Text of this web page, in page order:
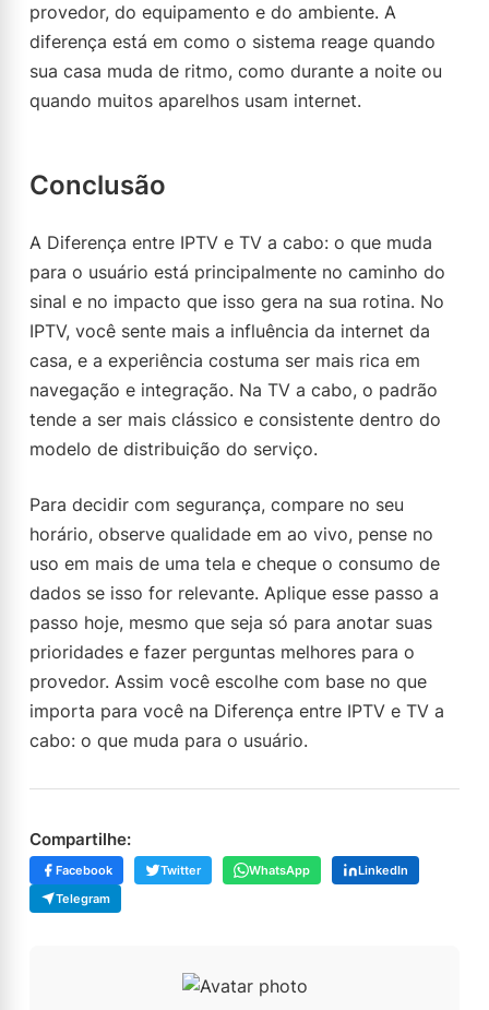
provedor, do equipamento e do ambiente. A
diferença está em como o sistema reage quando
sua casa muda de ritmo, como durante a noite ou
quando muitos aparelhos usam internet.
Conclusão
A Diferença entre IPTV e TV a cabo: o que muda
para o usuário está principalmente no caminho do
sinal e no impacto que isso gera na sua rotina. No
IPTV, você sente mais a influência da internet da
casa, e a experiência costuma ser mais rica em
navegação e integração. Na TV a cabo, o padrão
tende a ser mais clássico e consistente dentro do
modelo de distribuição do serviço.
Para decidir com segurança, compare no seu
horário, observe qualidade em ao vivo, pense no
uso em mais de uma tela e cheque o consumo de
dados se isso for relevante. Aplique esse passo a
passo hoje, mesmo que seja só para anotar suas
prioridades e fazer perguntas melhores para o
provedor. Assim você escolhe com base no que
importa para você na Diferença entre IPTV e TV a
cabo: o que muda para o usuário.
Compartilhe:
Facebook Twitter WhatsApp
LinkedIn
Telegram